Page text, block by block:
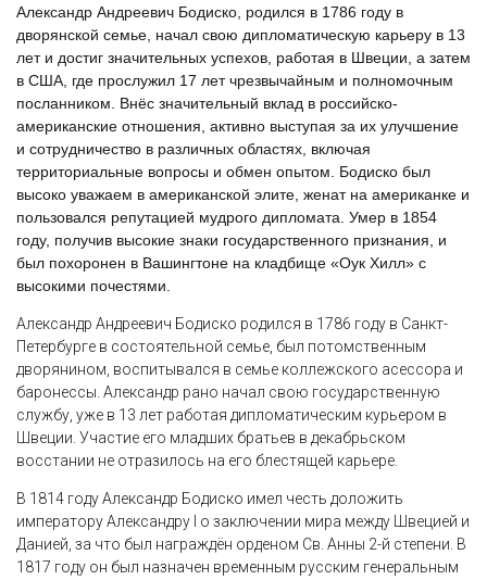
Александр Андреевич Бодиско, родился в 1786 году в
дворянской семье, начал свою дипломатическую карьеру в 13
лет и достиг значительных успехов, работая в Швеции, а затем
в США, где прослужил 17 лет чрезвычайным и полномочным
посланником. Внёс значительный вклад в российско-
американские отношения, активно выступая за их улучшение
и сотрудничество в различных областях, включая
территориальные вопросы и обмен опытом. Бодиско был
высоко уважаем в американской элите, женат на американке и
пользовался репутацией мудрого дипломата. Умер в 1854
году, получив высокие знаки государственного признания, и
был похоронен в Вашингтоне на кладбище «Оук Хилл» с
высокими почестями.
Александр Андреевич Бодиско родился в 1786 году в Санкт-
Петербурге в состоятельной семье, был потомственным
дворянином, воспитывался в семье коллежского асессора и
баронессы. Александр рано начал свою государственную
службу, уже в 13 лет работая дипломатическим курьером в
Швеции. Участие его младших братьев в декабрьском
восстании не отразилось на его блестящей карьере.
В 1814 году Александр Бодиско имел честь доложить
императору Александру I о заключении мира между Швецией и
Данией, за что был награждён орденом Св. Анны 2-й степени. В
1817 году он был назначен временным русским генеральным